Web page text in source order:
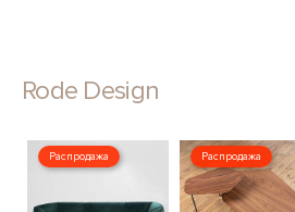
Rode Design
Распродажа Распродажа